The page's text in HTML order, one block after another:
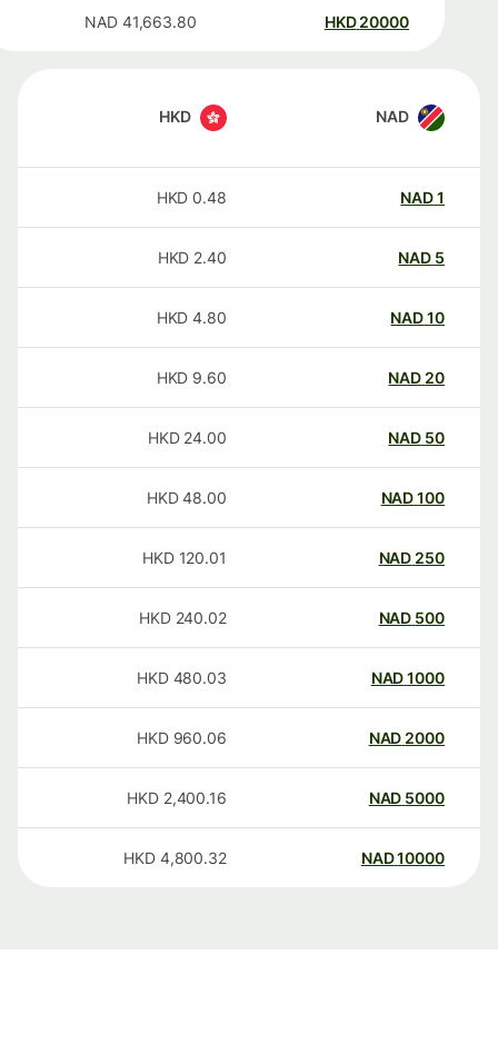
20000
HKD
41,663.80
NAD
NAD
HKD
NAD
0.48
HKD
NAD
2.40
HKD
NAD
4.80
HKD
20
NAD
9.60
HKD
50
NAD
24.00
HKD
100
NAD
48.00
HKD
250
NAD
120.01
HKD
500
NAD
240.02
HKD
1000
NAD
480.03
HKD
2000
NAD
960.06
HKD
5000
NAD
2,400.16
HKD
10000
NAD
4,800.32
HKD